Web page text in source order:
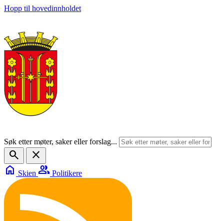
Hopp til hovedinnholdet
Søk etter møter, saker eller forslag...
search
close
home Skien group Politikere